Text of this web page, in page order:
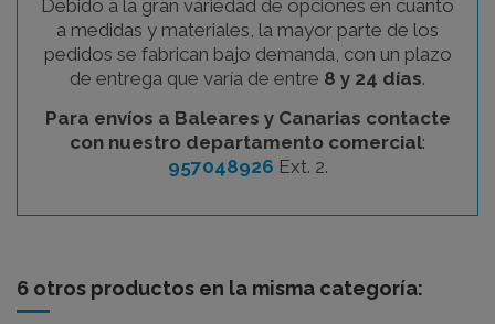
Debido a la gran variedad de opciones en cuanto
a medidas y materiales, la mayor parte de los
pedidos se fabrican bajo demanda, con un plazo
de entrega que varía de entre 8 y 24 días.
Para envíos a Baleares y Canarias contacte
con nuestro departamento comercial:
957048926 Ext. 2.
6 otros productos en la misma categoría: